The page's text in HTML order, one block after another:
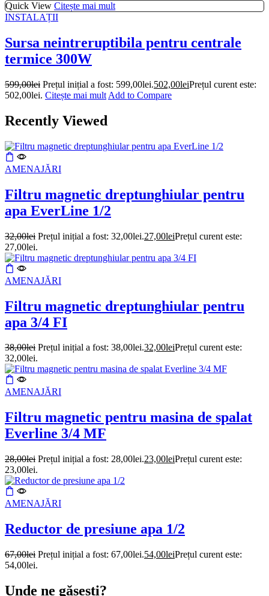
Quick View Citește mai mult
INSTALAȚII
Sursa neintreruptibila pentru centrale
termice 300W
599,00lei Prețul inițial a fost: 599,00lei.502,00leiPrețul curent este:
502,00lei. Citește mai mult Add to Compare
Recently Viewed
AMENAJĂRI
Filtru magnetic dreptunghiular pentru
apa EverLine 1/2
32,00lei Prețul inițial a fost: 32,00lei.27,00leiPrețul curent este:
27,00lei.
AMENAJĂRI
Filtru magnetic dreptunghiular pentru
apa 3/4 FI
38,00lei Prețul inițial a fost: 38,00lei.32,00leiPrețul curent este:
32,00lei.
AMENAJĂRI
Filtru magnetic pentru masina de spalat
Everline 3/4 MF
28,00lei Prețul inițial a fost: 28,00lei.23,00leiPrețul curent este:
23,00lei.
AMENAJĂRI
Reductor de presiune apa 1/2
67,00lei Prețul inițial a fost: 67,00lei.54,00leiPrețul curent este:
54,00lei.
Unde ne găsești?